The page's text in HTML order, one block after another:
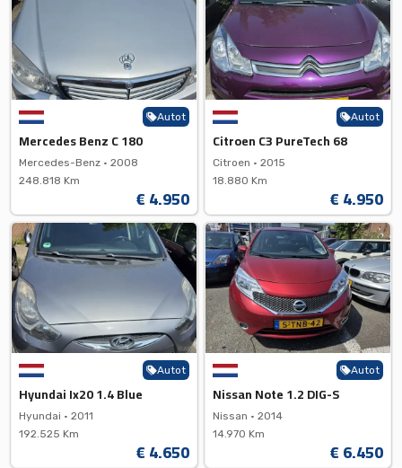
Autot
Mercedes Benz C 180
Mercedes-Benz • 2008
248.818 Km
€ 4.950
Autot
Citroen C3 PureTech 68
Citroen • 2015
18.880 Km
€ 4.950
Autot
Hyundai Ix20 1.4 Blue
Hyundai • 2011
192.525 Km
€ 4.650
Autot
Nissan Note 1.2 DIG-S
Nissan • 2014
14.970 Km
€ 6.450